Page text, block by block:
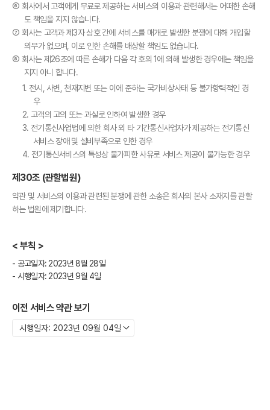
⑥ 회사에서 고객에게 무료로 제공하는 서비스의 이용과 관련해서는 어떠한 손해
도 책임을 지지 않습니다.
⑦ 회사는 고객과 제3자 상호 간에 서비스를 매개로 발생한 분쟁에 대해 개입할
의무가 없으며, 이로 인한 손해를 배상할 책임도 없습니다.
⑧ 회사는 제26조에 따른 손해가 다음 각 호의 1에 의해 발생한 경우에는 책임을
지지 아니 합니다.
1. 전시, 사변, 천재지변 또는 이에 준하는 국가비상사태 등 불가항력적인 경
우
2. 고객의 고의 또는 과실로 인하여 발생한 경우
3. 전기통신사업법에 의한 회사 외 타 기간통신사업자가 제공하는 전기통신
서비스 장애 및 설비부족으로 인한 경우
4. 전기통신서비스의 특성상 불가피한 사유로 서비스 제공이 불가능한 경우
제30조 (관할법원)
약관 및 서비스의 이용과 관련된 분쟁에 관한 소송은 회사의 본사 소재지를 관할
하는 법원에 제기합니다.
< 부칙 >
- 공고일자: 2023년 8월 28일
- 시행일자: 2023년 9월 4일
이전 서비스 약관 보기